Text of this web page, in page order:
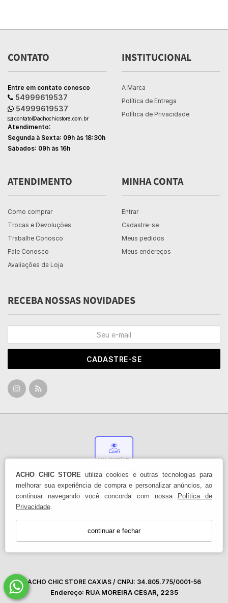
ACHO CHIC STORE utiliza cookies e outras tecnologias para
melhorar sua experiência de compra e personalizar anúncios, ao
continuar navegando você concorda com nossa
Política de
Privacidade.
continuar e fechar
CONTATO
Entre em contato conosco
54999619537
54999619537
contato@achochicstore.com.br
Atendimento:
Segunda à Sexta: 09h às 18:30h
Sábados: 09h às 16h
INSTITUCIONAL
A Marca
Política de Entrega
Política de Privacidade
ATENDIMENTO
Como comprar
Trocas e Devoluções
Trabalhe Conosco
Fale Conosco
Avaliações da Loja
MINHA CONTA
Entrar
Cadastre-se
Meus pedidos
Meus endereços
RECEBA NOSSAS NOVIDADES
CADASTRE-SE
ACHO CHIC STORE CAXIAS / CNPJ: 34.805.775/0001-56
Endereço: RUA MOREIRA CESAR, 2235